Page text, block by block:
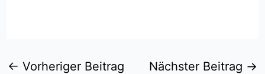
← Vorheriger Beitrag Nächster Beitrag →